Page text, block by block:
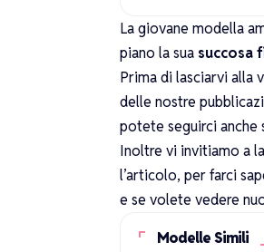
La giovane modella
piano la sua succosa
Prima di lasciarvi alla
delle nostre
potete seguirci anche
Inoltre vi invitiamo a
l’articolo, per farci
e se volete vedere
Modelle Simili